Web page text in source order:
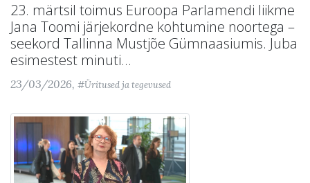
23. märtsil toimus Euroopa Parlamendi liikme
Jana Toomi järjekordne kohtumine noortega –
seekord Tallinna Mustjõe Gümnaasiumis. Juba
esimestest minuti...
23/03/2026, #Üritused ja tegevused